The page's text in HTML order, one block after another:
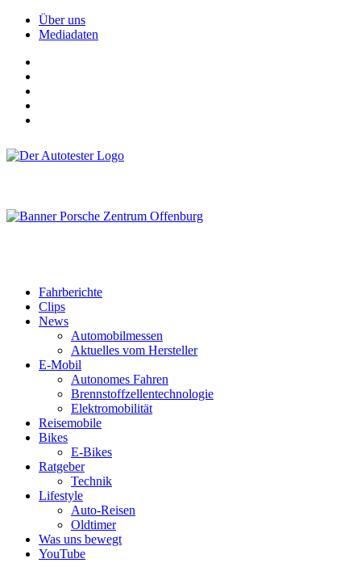
Über uns
Mediadaten
Fahrberichte
Clips
News
Automobilmessen
Aktuelles vom Hersteller
E-Mobil
Autonomes Fahren
Brennstoffzellentechnologie
Elektromobilität
Reisemobile
Bikes
E-Bikes
Ratgeber
Technik
Lifestyle
Auto-Reisen
Oldtimer
Was uns bewegt
YouTube